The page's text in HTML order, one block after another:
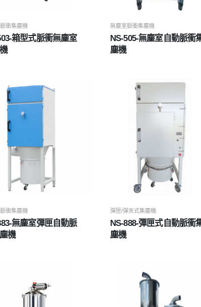
衝集塵機
箱型式脈衝無塵室
無塵室脈衝集塵機
NS-505-無塵室自動脈衝
塵機
衝集塵機
無塵室彈匣自動脈
機
彈匣/彈夾式集塵機
NS-888-彈匣式自動脈衝
塵機